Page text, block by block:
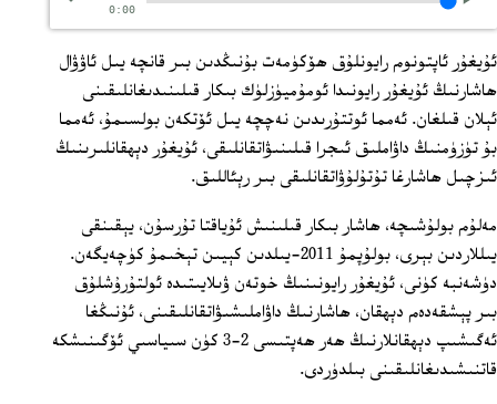
0:00
ئۇيغۇر ئاپتونوم رايونلۇق ھۆكۈمەت بۇنىڭدىن بىر قانچە يىل ئاۋۋال
ھاشارنىڭ ئۇيغۇر رايونىدا ئومۇميۈزلۈك بىكار قىلىنىدىغانلىقىنى
ئېلان قىلغان. ئەمما ئوتتۇرىدىن نەچچە يىل ئۆتكەن بولسىمۇ، ئەمما
بۇ تۈزۈمنىڭ داۋاملىق ئىجرا قىلىنىۋاتقانلىقى، ئۇيغۇر دېھقانلىرىنىڭ
ئىزچىل ھاشارغا تۇتۇلۇۋاتقانلىقى بىر رېئاللىق.
مەلۇم بولۇشىچە، ھاشار بىكار قىلىنىش ئۇياقتا تۇرسۇن، يېقىنقى
يىللاردىن بېرى، بولۇپمۇ 2011‏-يىلدىن كېيىن تېخىمۇ كۈچەيگەن.
دۈشەنبە كۈنى، ئۇيغۇر رايونىنىڭ خوتەن ۋىلايىتىدە ئولتۇرۇشلۇق
بىر پېشقەدەم دېھقان، ھاشارنىڭ داۋاملىشىۋاتقانلىقىنى، ئۇنىڭغا
ئەگىشىپ دېھقانلارنىڭ ھەر ھەپتىسى 2-3 كۈن سىياسىي ئۆگىنىشكە
قاتنىشىدىغانلىقىنى بىلدۈردى.